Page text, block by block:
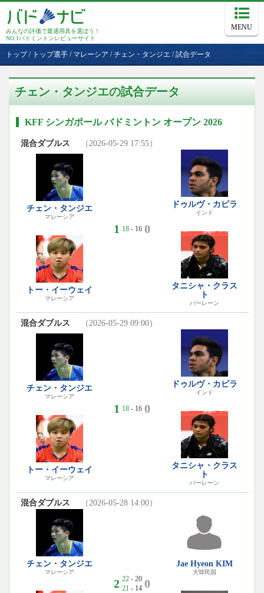
みんなの評価で最適用具を選ぼう！
NO.1バドミントンレビューサイト
MENU
トップ/ トップ選手 / マレーシア /チェン・タンジエ /試合データ
チェン・タンジエの試合データ
KFF シンガポール バドミントン オープン 2026
混合ダブルス （2026-05-29 17:55）
チェン・タンジエ
マレーシア
トー・イーウェイ
マレーシア
1 18- 16 0
ドゥルヴ・カピラ
インド
タニシャ・クラス
ト
バーレーン
混合ダブルス （2026-05-29 09:00）
チェン・タンジエ
マレーシア
トー・イーウェイ
マレーシア
1 18- 16 0
ドゥルヴ・カピラ
インド
タニシャ・クラス
ト
バーレーン
混合ダブルス （2026-05-28 14:00）
チェン・タンジエ
マレーシア
2 22- 20
21 - 14 0
Jae Hyeon KIM
大韓民国